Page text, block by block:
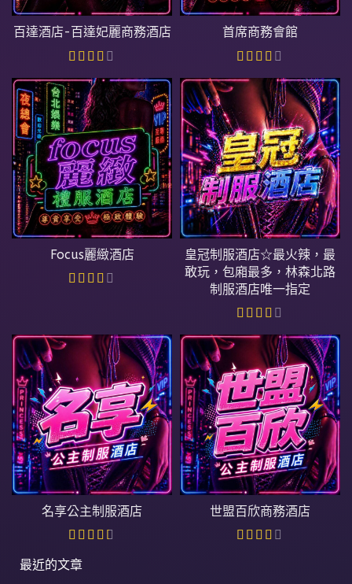
百達酒店-百達妃麗商務酒店 首席商務會館
Focus麗緻酒店
皇冠制服酒店☆最火辣，最
敢玩，包廂最多，林森北路
制服酒店唯一指定
名享公主制服酒店 世盟百欣商務酒店
最近的文章